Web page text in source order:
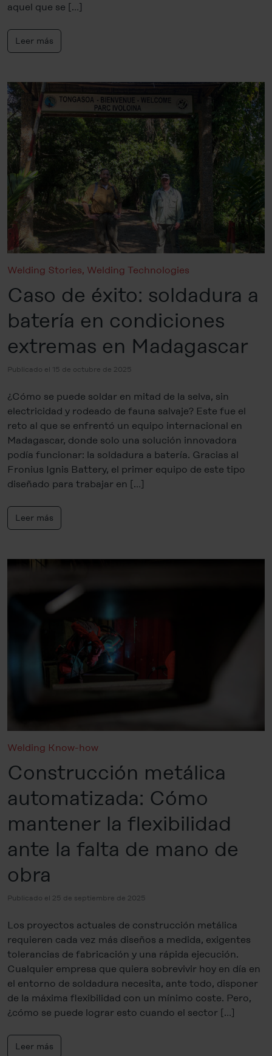
aquel que se […]
Leer más
Welding Stories, Welding Technologies
Caso de éxito: soldadura a
batería en condiciones
extremas en Madagascar
Publicado el 15 de octubre de 2025
¿Cómo se puede soldar en mitad de la selva, sin
electricidad y rodeado de fauna salvaje? Este fue el
reto al que se enfrentó un equipo internacional en
Madagascar, donde solo una solución innovadora
podía funcionar: la soldadura a batería. Gracias al
Fronius Ignis Battery, el primer equipo de este tipo
diseñado para trabajar en […]
Leer más
Welding Know-how
Construcción metálica
automatizada: Cómo
mantener la flexibilidad
ante la falta de mano de
obra
Publicado el 25 de septiembre de 2025
Los proyectos actuales de construcción metálica
requieren cada vez más diseños a medida, exigentes
tolerancias de fabricación y una rápida ejecución.
Cualquier empresa que quiera sobrevivir hoy en día en
el entorno de soldadura necesita, ante todo, disponer
de la máxima flexibilidad con un mínimo coste. Pero,
¿cómo se puede lograr esto cuando el sector […]
Leer más